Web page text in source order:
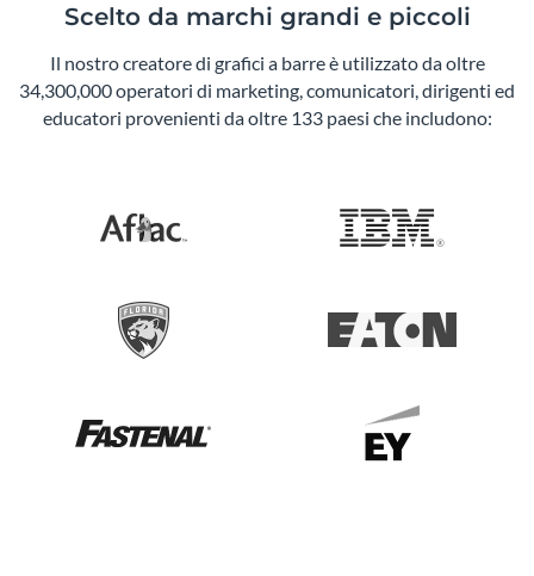
Scelto da marchi grandi e piccoli
Il nostro creatore di grafici a barre è utilizzato da oltre
34,300,000 operatori di marketing, comunicatori, dirigenti ed
educatori provenienti da oltre 133 paesi che includono: